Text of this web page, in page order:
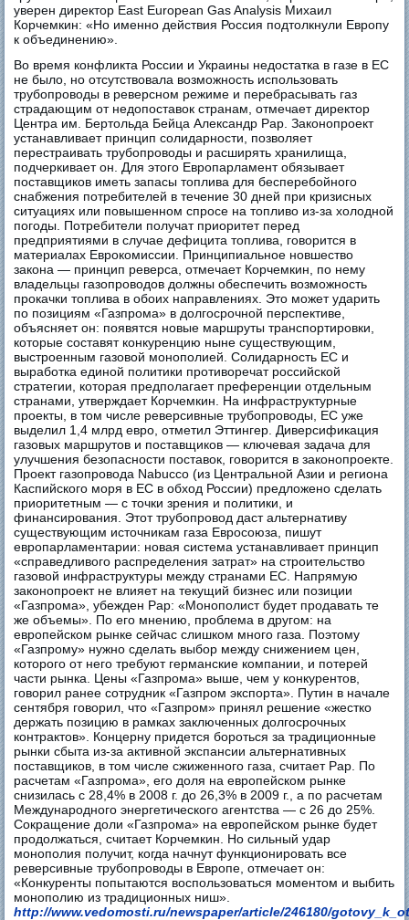
уверен директор East European Gas Analysis Михаил
Корчемкин: «Но именно действия Россия подтолкнули Европу
к объединению».
Во время конфликта России и Украины недостатка в газе в ЕС
не было, но отсутствовала возможность использовать
трубопроводы в реверсном режиме и перебрасывать газ
страдающим от недопоставок странам, отмечает директор
Центра им. Бертольда Бейца Александр Рар. Законопроект
устанавливает принцип солидарности, позволяет
перестраивать трубопроводы и расширять хранилища,
подчеркивает он. Для этого Европарламент обязывает
поставщиков иметь запасы топлива для бесперебойного
cнабжения потребителей в течение 30 дней при кризисных
ситуациях или повышенном спросе на топливо из-за холодной
погоды. Потребители получат приоритет перед
предприятиями в случае дефицита топлива, говорится в
материалах Еврокомиссии. Принципиальное новшество
закона — принцип реверса, отмечает Корчемкин, по нему
владельцы газопроводов должны обеспечить возможность
прокачки топлива в обоих направлениях. Это может ударить
по позициям «Газпрома» в долгосрочной перспективе,
объясняет он: появятся новые маршруты транспортировки,
которые составят конкуренцию ныне существующим,
выстроенным газовой монополией. Солидарность ЕС и
выработка единой политики противоречат российской
стратегии, которая предполагает преференции отдельным
странами, утверждает Корчемкин. На инфраструктурные
проекты, в том числе реверсивные трубопроводы, ЕС уже
выделил 1,4 млрд евро, отметил Эттингер. Диверсификация
газовых маршрутов и поставщиков — ключевая задача для
улучшения безопасности поставок, говорится в законопроекте.
Проект газопровода Nabucco (из Центральной Азии и региона
Каспийского моря в ЕС в обход России) предложено сделать
приоритетным — с точки зрения и политики, и
финансирования. Этот трубопровод даст альтернативу
существующим источникам газа Евросоюза, пишут
европарламентарии: новая система устанавливает принцип
«справедливого распределения затрат» на строительство
газовой инфраструктуры между странами ЕС. Напрямую
законопроект не влияет на текущий бизнес или позиции
«Газпрома», убежден Рар: «Монополист будет продавать те
же объемы». По его мнению, проблема в другом: на
европейском рынке сейчас слишком много газа. Поэтому
«Газпрому» нужно сделать выбор между снижением цен,
которого от него требуют германские компании, и потерей
части рынка. Цены «Газпрома» выше, чем у конкурентов,
говорил ранее сотрудник «Газпром экспорта». Путин в начале
сентября говорил, что «Газпром» принял решение «жестко
держать позицию в рамках заключенных долгосрочных
контрактов». Концерну придется бороться за традиционные
рынки сбыта из-за активной экспансии альтернативных
поставщиков, в том числе сжиженного газа, считает Рар. По
расчетам «Газпрома», его доля на европейском рынке
снизилась с 28,4% в 2008 г. до 26,3% в 2009 г., а по расчетам
Международного энергетического агентства — с 26 до 25%.
Сокращение доли «Газпрома» на европейском рынке будет
продолжаться, считает Корчемкин. Но сильный удар
монополия получит, когда начнут функционировать все
реверсивные трубопроводы в Европе, отмечает он:
«Конкуренты попытаются воспользоваться моментом и выбить
монополию из традиционных ниш».
http://www.vedomosti.ru/newspaper/article/246180/